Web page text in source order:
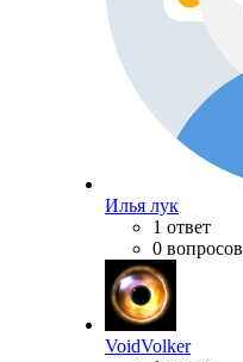
Илья лук
1 ответ
0 вопросов
VoidVolker